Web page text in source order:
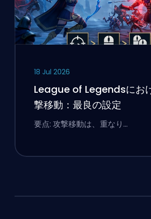
18 Jul 2026
League of Legendsにお
撃移動：最良の設定
要点: 攻撃移動は、重なり…